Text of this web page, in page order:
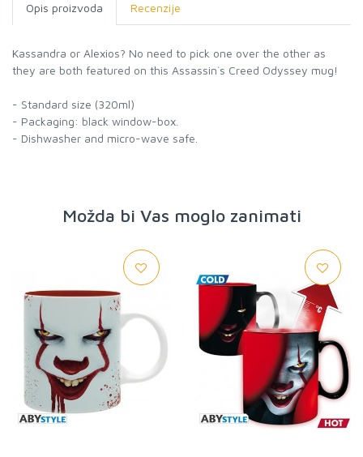
Opis proizvoda Recenzije
Kassandra or Alexios? No need to pick one over the other as
they are both featured on this Assassin`s Creed Odyssey mug!
- Standard size (320ml)
- Packaging: black window-box.
- Dishwasher and micro-wave safe.
Možda bi Vas moglo zanimati